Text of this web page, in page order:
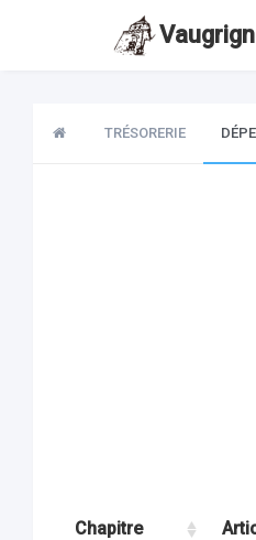
TRÉSORERIE
Chapitre